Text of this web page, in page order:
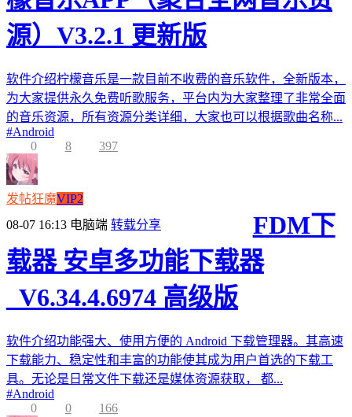
源）V3.2.1 更新版
软件介绍柠檬音乐是一款目前不收费的音乐软件，全新版本，
为大家提供永久免费听歌服务，平台内为大家整理了非常全面
的音乐资源，所有资源分类详细，大家也可以根据歌曲名称...
#Android
0
8 397
发帖狂魔VIP2
08-07 16:13 电脑端 转载分享
FDM下
载器 安卓多功能下载器
_V6.34.4.6974 高级版
软件介绍功能强大、使用方便的 Android 下载管理器。其高速
下载能力、稳定性和丰富的功能使其成为用户首选的下载工
具。无论是日常文件下载还是媒体资源获取， 都...
#Android
0
0 166